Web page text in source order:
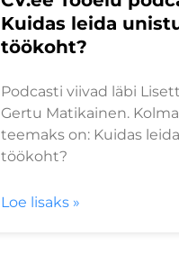
Kuidas leida
töökoht?
Podcasti viivad läbi
Gertu Matikainen.
teemaks on: Kuidas
töökoht?
Loe lisaks »